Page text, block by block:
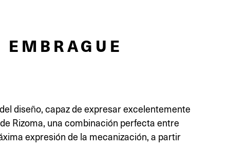
EMBRAGUE
diseño, capaz de expresar excelentemente
de Rizoma, una combinación perfecta entre
expresión de la mecanización, a partir